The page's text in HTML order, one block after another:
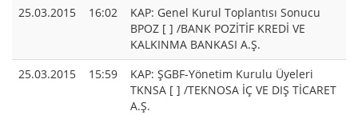
25.03.2015
16:02
KAP: Genel Kurul Toplantısı Sonucu
BPOZ [ ] /BANK POZİTİF KREDİ VE
KALKINMA BANKASI A.Ş.
25.03.2015
15:59
KAP: ŞGBF-Yönetim Kurulu Üyeleri
TKNSA [ ] /TEKNOSA İÇ VE DIŞ TİCARET
A.Ş.